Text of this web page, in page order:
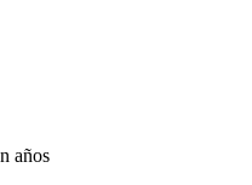
años